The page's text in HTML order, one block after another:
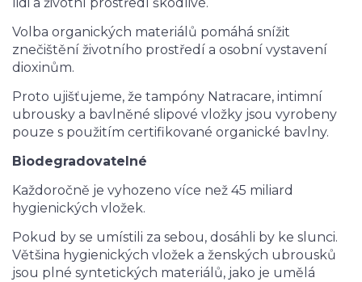
Volba organických materiálů pomáhá snížit
znečištění životního prostředí a osobní vystavení
dioxinům.
Proto ujišťujeme, že tampóny Natracare, intimní
ubrousky a bavlněné slipové vložky jsou vyrobeny
pouze s použitím certifikované organické bavlny.
Biodegradovatelné
Každoročně je vyhozeno více než 45 miliard
hygienických vložek.
Pokud by se umístili za sebou, dosáhli by ke slunci.
Většina hygienických vložek a ženských ubrousků
jsou plné syntetických materiálů, jako je umělá